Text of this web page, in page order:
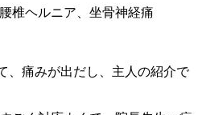
椎ヘルニア、坐骨神経痛
、痛みが出だし、主人の紹介で